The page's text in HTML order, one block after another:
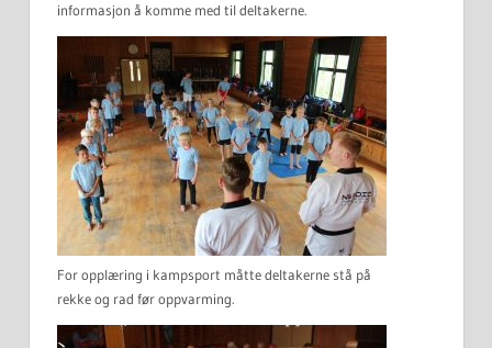
informasjon å komme med til deltakerne.
For opplæring i kampsport måtte deltakerne stå på
rekke og rad før oppvarming.